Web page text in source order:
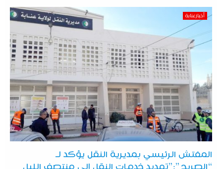
أخبارعنابة
المفتش الرئيسي بمديرية النقل يؤكد لـ